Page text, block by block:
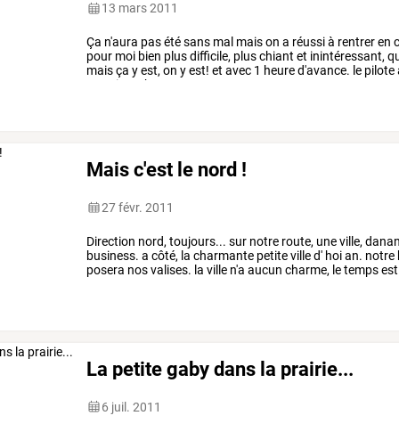
13 mars 2011
Ça n'aura pasétésans mal maison a réussià rentreren
pour moi bien plusdifficile, pluschiant et inintéressant,
maisça yest, on yest! et avec 1 heured'avance. le pilote
soit, bon
Mais c'est le nord !
27 févr. 2011
Direction nord, toujours... sur notre route, uneville,
business. a côté, la charmante petitevilled' hoian. notre
posera nosvalises. la ville n'a aucun charme, letempsest
La petite gaby dans la prairie...
6 juil. 2011